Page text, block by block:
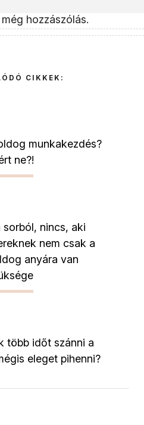
hozzászólás.
CIKKEK:
munkakezdés?
ne?!
sorból, nincs, aki
nem csak a
anyára van
több időt szánni a
eleget pihenni?